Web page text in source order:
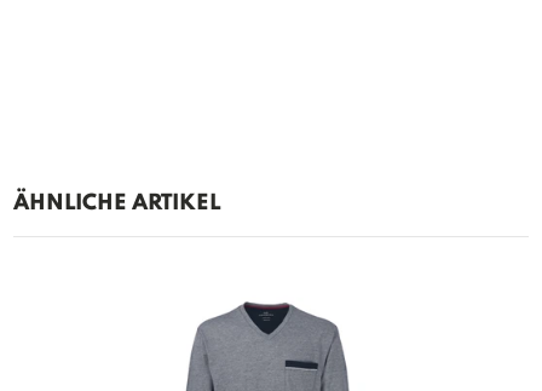
ÄHNLICHE ARTIKEL